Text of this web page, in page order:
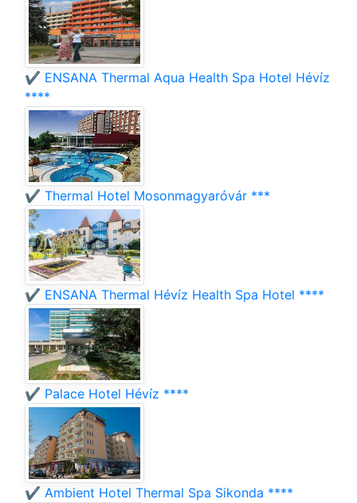
✔️ ENSANA Thermal Aqua Health Spa Hotel Hévíz
****
✔️ Thermal Hotel Mosonmagyaróvár ***
✔️ ENSANA Thermal Hévíz Health Spa Hotel ****
✔️ Palace Hotel Hévíz ****
✔️ Ambient Hotel Thermal Spa Sikonda ****